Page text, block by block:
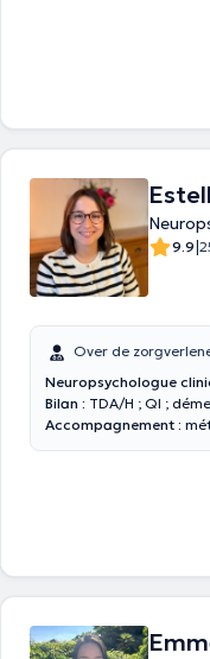
9.9|
Over de
Neuropsychologue
Bilan : TDA/H ; QI ;
Accompagnement :